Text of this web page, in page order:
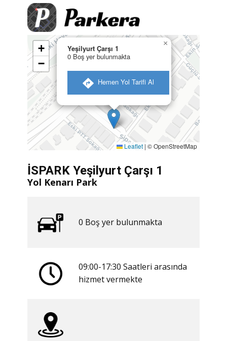
Yeşilyurt Çarşı 1
0 Boş yer bulunmakta
​ Hemen Yol Tarifi Al
×
+
−
Leaflet | © OpenStreetMap
İSPARK Yeşilyurt Çarşı 1
Yol Kenarı Park
0 ​​Boş yer bulunmakta
09:00-17:30 Saatleri arasında
​hizmet vermekte